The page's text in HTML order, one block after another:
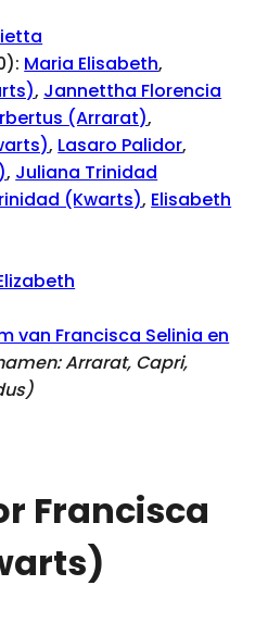
Maria Elisabeth,
, Jannettha Florencia
(Arrarat),
, Lasaro Palidor,
, Juliana Trinidad
(Kwarts), Elisabeth
van Francisca Selinia en
Arrarat, Capri,
)
Francisca